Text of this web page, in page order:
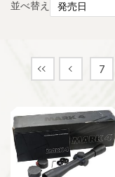
並べ替え
7